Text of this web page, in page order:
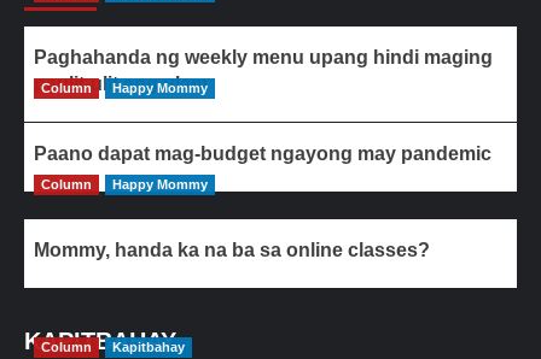
Paghahanda ng weekly menu upang hindi maging
paulit-ulit ang ulam
Column Happy Mommy
Paano dapat mag-budget ngayong may pandemic
Column Happy Mommy
Mommy, handa ka na ba sa online classes?
KAPITBAHAY
Column Kapitbahay